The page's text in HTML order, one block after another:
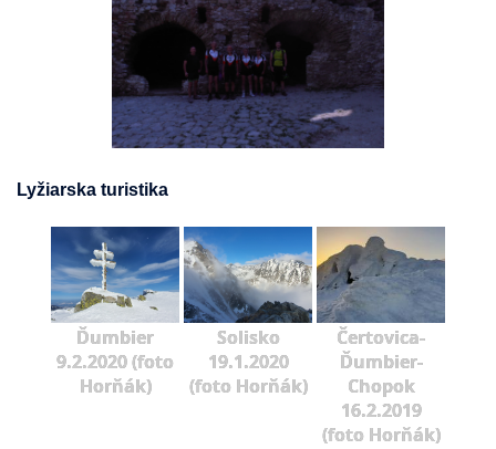
Lyžiarska turistika
Ďumbier
9.2.2020 (foto
Horňák)
Solisko
19.1.2020
(foto Horňák)
Čertovica-
Ďumbier-
Chopok
16.2.2019
(foto Horňák)